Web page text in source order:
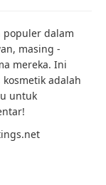
dalam
masing -
mereka. Ini
adalah
untuk